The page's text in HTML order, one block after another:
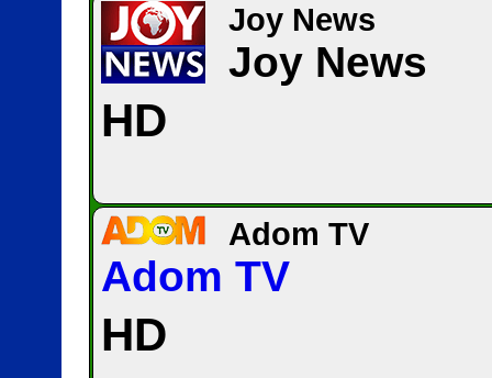
Joy News
Joy News
HD
Adom TV
Adom TV
HD